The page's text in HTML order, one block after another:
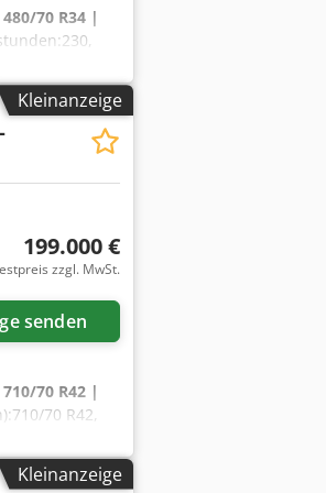
480/70 R34 |
70/95 kW/PS
120
Kleinanzeige
199.000 €
zzgl. MwSt.
senden
710/70 R42 |
70 R42,
224/305
4V
Kleinanzeige